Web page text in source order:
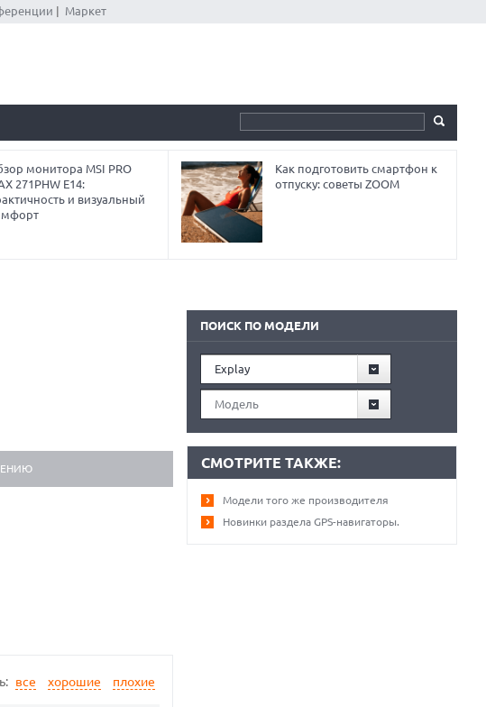
Маркет
монитора MSI PRO
271PHW E14:
и визуальный
Как подготовить смартфон к
отпуску: советы ZOOM
все хорошие плохие
ПОИСК ПО МОДЕЛИ
Explay
Модель
СМОТРИТЕ ТАКЖЕ:
Модели того же производителя
Новинки раздела GPS-навигаторы.